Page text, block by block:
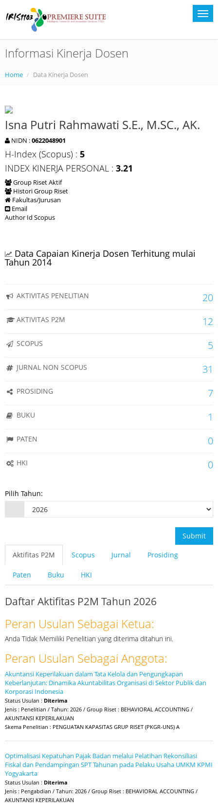
Informasi Kinerja Dosen
Home Data Kinerja Dosen
Isna Putri Rahmawati S.E., M.SC., AK.
NIDN :0622048901
H-Index (Scopus) : 5
INDEX KINERJA PERSONAL : 3.21
Group Riset Aktif
Histori Group Riset
Fakultas/Jurusan
Email
Author Id Scopus
Data Capaian Kinerja Dosen Terhitung mulai
Tahun 2014
AKTIVITAS PENELITIAN 20
AKTIVITAS P2M 12
SCOPUS 5
JURNAL NON SCOPUS 31
PROSIDING 7
BUKU 1
PATEN 0
HKI 0
Pilih Tahun:
Submit
Aktifitas P2M Scopus Jurnal Prosiding
Paten Buku HKI
Daftar Aktifitas P2M Tahun 2026
Peran Usulan Sebagai Ketua:
Anda Tidak Memiliki Penelitian yang diterima ditahun ini.
Peran Usulan Sebagai Anggota:
Akuntansi Keperilakuan dalam Tata Kelola dan Pengungkapan
Keberlanjutan: Dinamika Akuntabilitas Organisasi di Sektor Publik dan
Korporasi Indonesia
Status Usulan : Diterima
Jenis : Penelitian / Tahun: 2026 / Group Riset : BEHAVIORAL ACCOUNTING /
AKUNTANSI KEPERILAKUAN
Skema Penelitian : PENGUATAN KAPASITAS GRUP RISET (PKGR-UNS) A
Optimalisasi Kepatuhan Pajak Badan melalui Pelatihan Rekonsiliasi
Fiskal dan Pendampingan SPT Tahunan pada Pelaku Usaha UMKM KPMI
Yogyakarta
Status Usulan : Diterima
Jenis : Pengabdian / Tahun: 2026 / Group Riset : BEHAVIORAL ACCOUNTING /
AKUNTANSI KEPERILAKUAN